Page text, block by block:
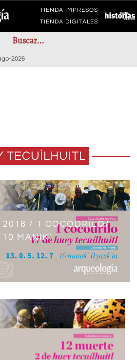
TIENDA IMPRESOS
TIENDA DIGITALES
2026
TECUÍLHUITL
2018 / 1 COCODRILO/
10 MANIK´
/ 13 FLOR/ 9 KIMI
2018 / 12 LLUVIA/ 8
CHIKCHAN
/ 11 PEDERNAL/ 7
K’AN
/ 10 MOVIMIENTO/
6 AK’B’AL
/ 9 ZOPILOTE/ 5 IK’